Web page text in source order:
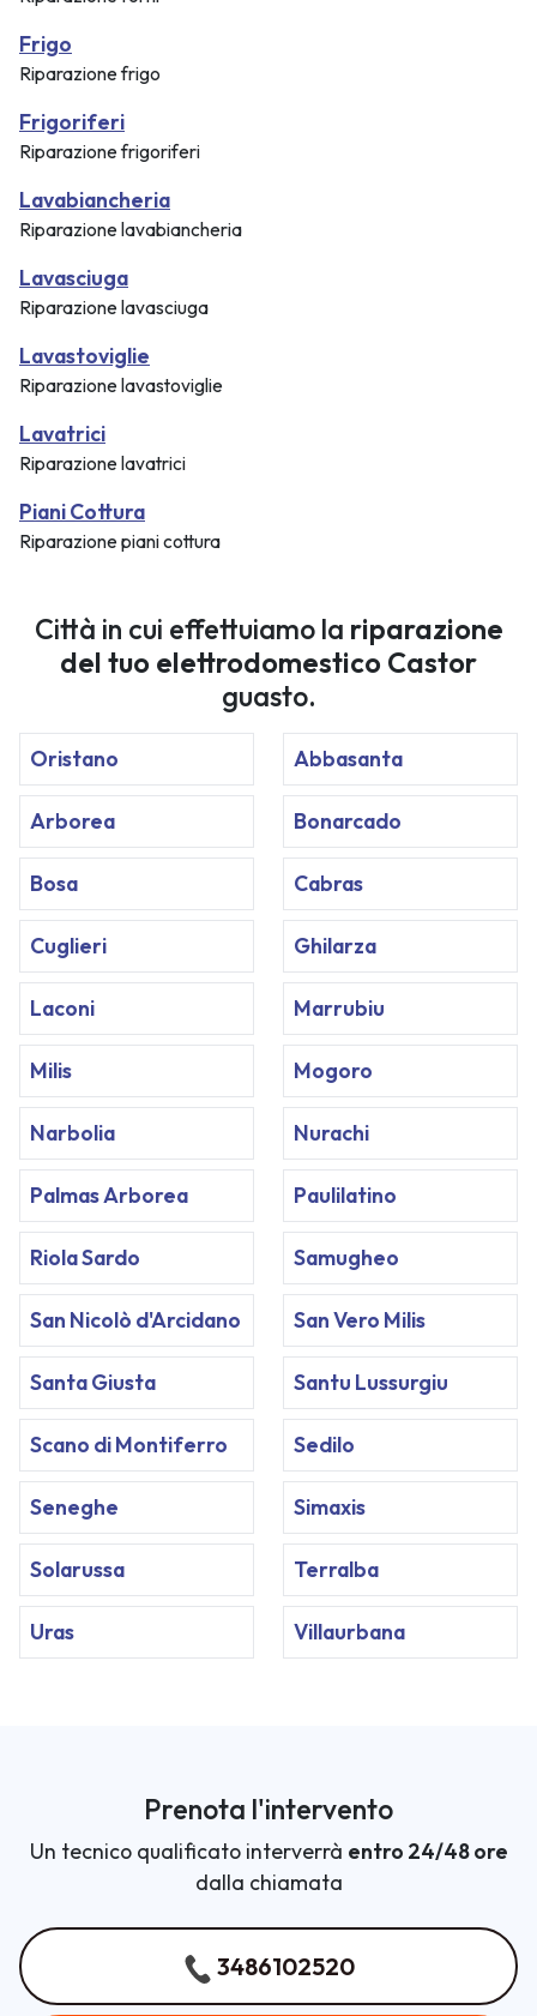
Frigo
Riparazione frigo
Frigoriferi
Riparazione frigoriferi
Lavabiancheria
Riparazione lavabiancheria
Lavasciuga
Riparazione lavasciuga
Lavastoviglie
Riparazione lavastoviglie
Lavatrici
Riparazione lavatrici
Piani Cottura
Riparazione piani cottura
Città in cui effettuiamo la riparazione
del tuo elettrodomestico Castor
guasto.
Oristano Abbasanta
Arborea Bonarcado
Bosa Cabras
Cuglieri Ghilarza
Laconi Marrubiu
Milis Mogoro
Narbolia Nurachi
Palmas Arborea Paulilatino
Riola Sardo Samugheo
San Nicolò d'Arcidano San Vero Milis
Santa Giusta Santu Lussurgiu
Scano di Montiferro Sedilo
Seneghe Simaxis
Solarussa Terralba
Uras Villaurbana
Prenota l'intervento
Un tecnico qualificato interverrà entro 24/48 ore
dalla chiamata
3486102520